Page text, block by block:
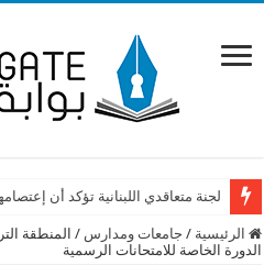
لجنة متعاقدي اللبنانية تؤكد أن
الرئيسية / جامعات ومدارس / المنطقة
الدورة الخاصة للامتحانات الرسمية